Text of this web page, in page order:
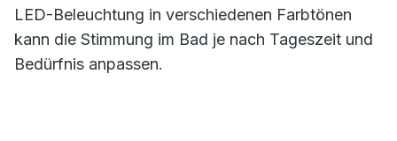
LED-Beleuchtung in verschiedenen Farbtönen
kann die Stimmung im Bad je nach Tageszeit und
Bedürfnis anpassen.